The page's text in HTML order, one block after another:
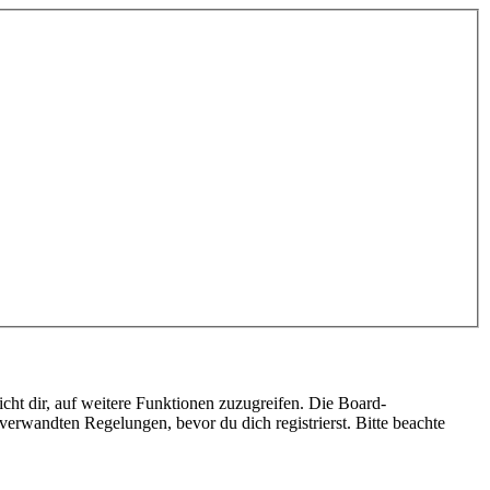
dir, auf weitere Funktionen zuzugreifen. Die Board-
Regelungen, bevor du dich registrierst. Bitte beachte